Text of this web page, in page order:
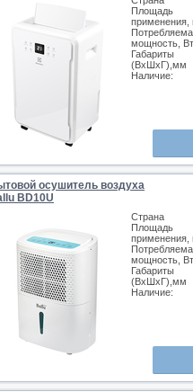
Площадь
применения,
мощность, Вт
Габариты
(ВхШхГ),мм
Наличие:
осушитель воздуха
BD10U
Страна
Площадь
применения,
мощность, Вт
Габариты
(ВхШхГ),мм
Наличие: